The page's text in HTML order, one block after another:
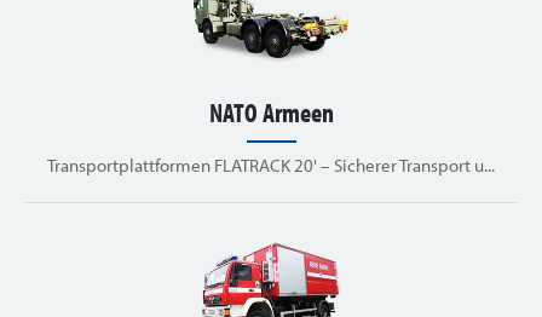
NATO Armeen
Transportplattformen FLATRACK 20' – Sicherer Transport u...